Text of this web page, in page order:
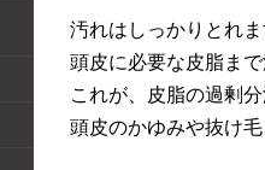
汚れはしっかりとれ
頭皮に必要な皮脂ま
これが、皮脂の過剰
頭皮のかゆみや抜け